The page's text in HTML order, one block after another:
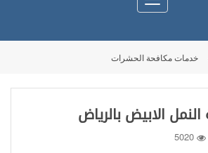
خدمات مكافحة الحشرات
الابيض بالرياض